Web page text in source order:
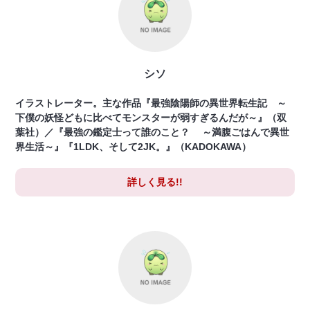
シソ
イラストレーター。主な作品『最強陰陽師の異世界転生記 ～
下僕の妖怪どもに比べてモンスターが弱すぎるんだが～』（双
葉社）／『最強の鑑定士って誰のこと？ ～満腹ごはんで異世
界生活～』『1LDK、そして2JK。』（KADOKAWA）
詳しく見る!!